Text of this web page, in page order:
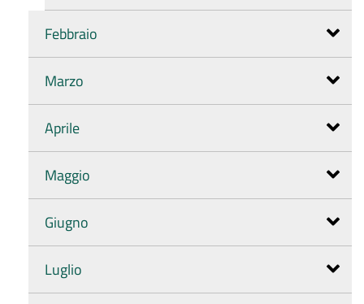
Febbraio
Marzo
Aprile
Maggio
Giugno
Luglio